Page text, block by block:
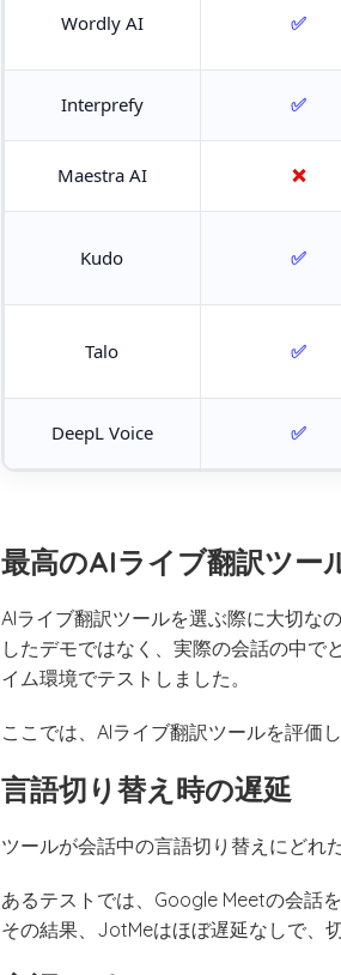
Wordly AI ✅
Interprefy ✅
Maestra AI ❌
Kudo ✅
Talo ✅
DeepL Voice ✅
最高のAIライブ翻訳ツー
AIライブ翻訳ツールを選ぶ際に大切な
したデモではなく、実際の会話の中で
イム環境でテストしました。
ここでは、AIライブ翻訳ツールを評価
言語切り替え時の遅延
ツールが会話中の言語切り替えにどれ
あるテストでは、Google Meetの会話
その結果、JotMeはほぼ遅延なしで、